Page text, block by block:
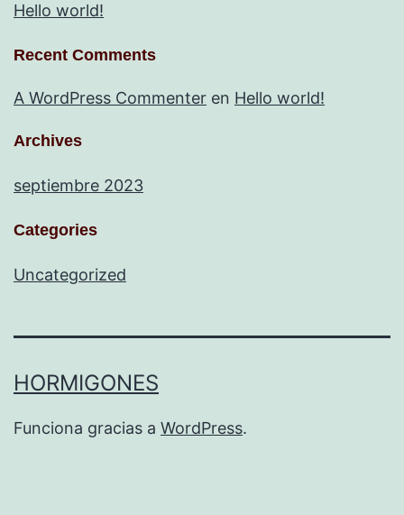
Hello world!
Recent Comments
A WordPress Commenter en Hello world!
Archives
septiembre 2023
Categories
Uncategorized
HORMIGONES
Funciona gracias a WordPress.